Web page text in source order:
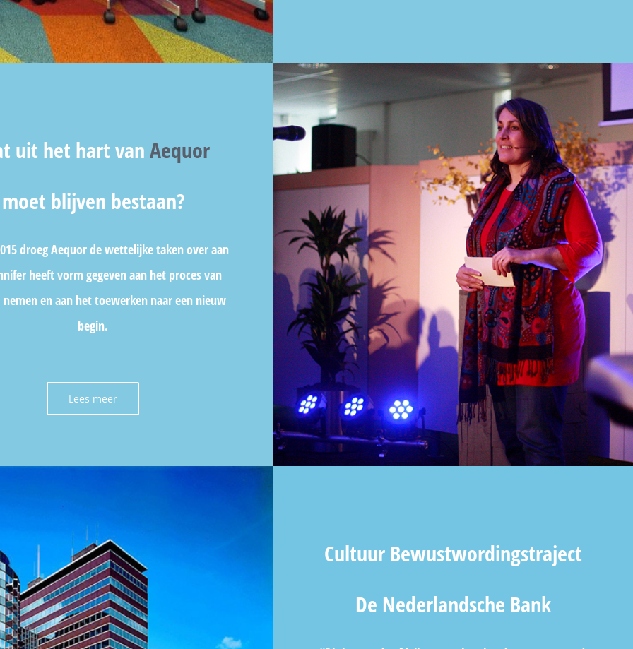
uit het hart vanAequor
moet blijven bestaan?
droeg Aequor de wettelijke taken over aan
heeft vorm gegeven aan het proces van
nemen en aan het toewerken naar een nieuw
begin.
Lees meer
Cultuur Bewustwordingstraject
De Nederlandsche Bank